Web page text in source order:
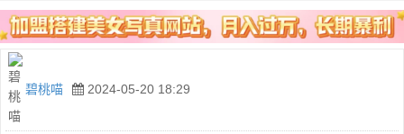
碧桃喵 2024-05-20 18:29